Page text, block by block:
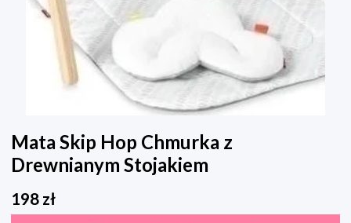
Mata Skip Hop Chmurka z
Drewnianym Stojakiem
198 zł